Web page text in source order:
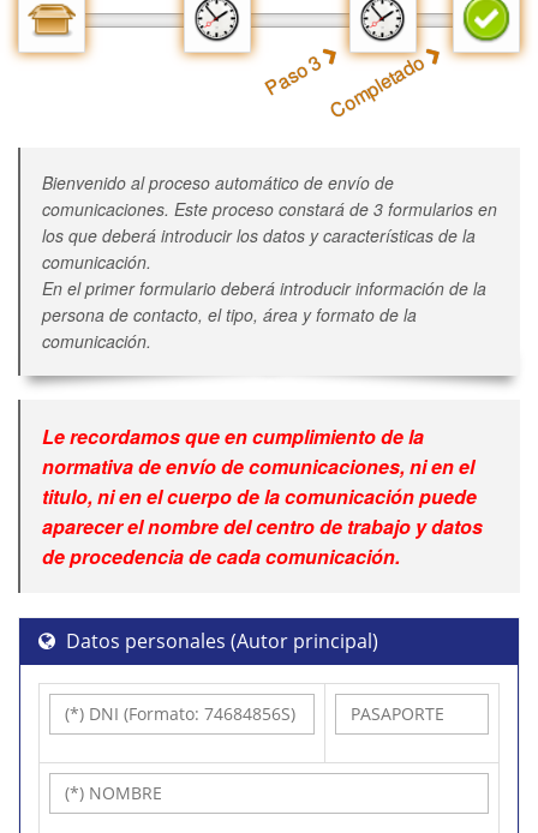
Paso 3Completado
Bienvenido al proceso automático de envío de
comunicaciones. Este proceso constará de 3 formularios en
los que deberá introducir los datos y características de la
comunicación.
En el primer formulario deberá introducir información de la
persona de contacto, el tipo, área y formato de la
comunicación.
Le recordamos que en cumplimiento de la
normativa de envío de comunicaciones, ni en el
titulo, ni en el cuerpo de la comunicación puede
aparecer el nombre del centro de trabajo y datos
de procedencia de cada comunicación.
Datos personales (Autor principal)